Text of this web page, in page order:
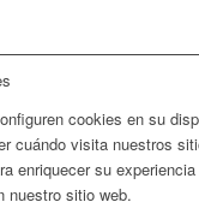
cookies en su
cuándo visita nuestros
enriquecer su
nuestro sitio web.